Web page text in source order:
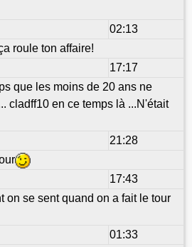
02:13
roule ton affaire!
17:17
que les moins de 20 ans ne
cladff10 en ce temps là ...N'était
21:28
17:43
on se sent quand on a fait le tour
01:33